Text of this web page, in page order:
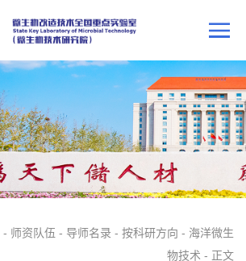
- 师资队伍 - 导师名录 - 按科研方向 - 海洋微生
物技术 - 正文